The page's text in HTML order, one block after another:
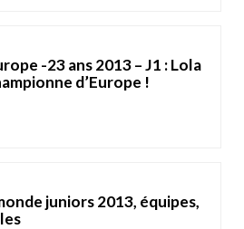
-23 ans 2013 – J1 : Lola
d’Europe !
juniors 2013, équipes,